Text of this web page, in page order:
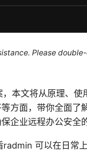
Please
本文将从原理、使
方面，带你全面了
企业远程办公安全
可以在日常